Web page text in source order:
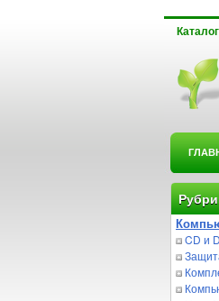
CD и